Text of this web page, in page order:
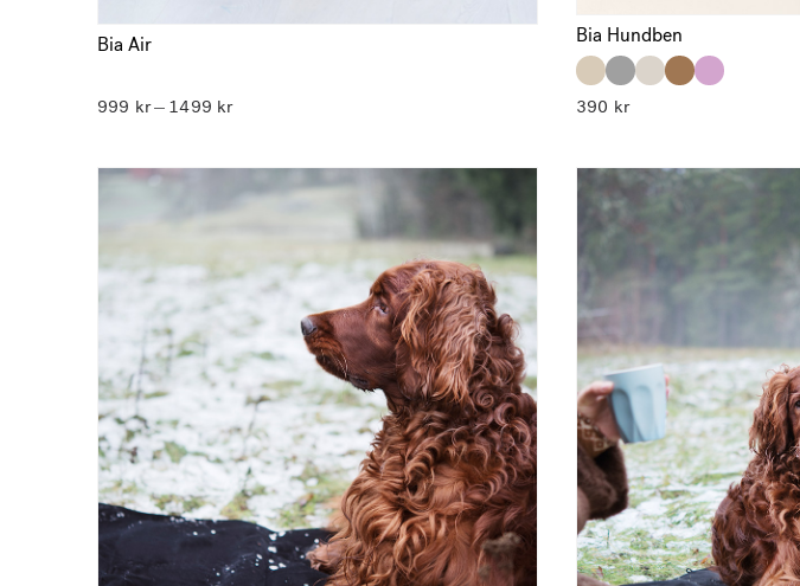
Bia Air
999 kr– 1499 krPrisintervall:
1499 kr
Bia Hundben
390 kr